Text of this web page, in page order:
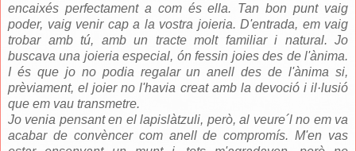
encaixés perfectament a com és ella. Tan bon punt vaig
poder, vaig venir cap a la vostra joieria. D'entrada, em vaig
trobar amb tú, amb un tracte molt familiar i natural. Jo
buscava una joieria especial, ón fessin joies des de l'ànima.
I és que jo no podia regalar un anell des de l'ànima si,
prèviament, el joier no l'havia creat amb la devoció i il·lusió
que em vau transmetre.
Jo venia pensant en el lapislàtzuli, però, al veure´l no em va
acabar de convèncer com anell de compromís. M'en vas